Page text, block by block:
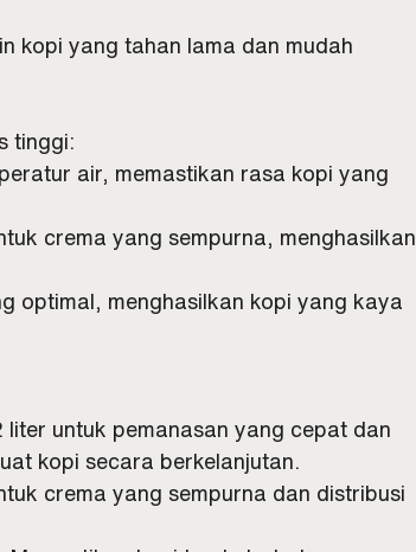
kopi yang tahan lama dan mudah
tinggi:
air, memastikan rasa kopi yang
crema yang sempurna, menghasilkan
optimal, menghasilkan kopi yang kaya
untuk pemanasan yang cepat dan
kopi secara berkelanjutan.
crema yang sempurna dan distribusi